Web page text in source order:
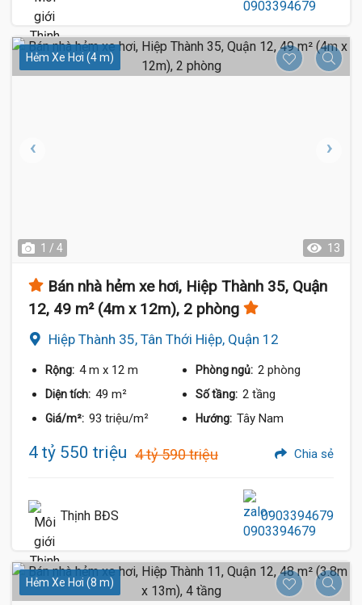
Hẻm Xe Hơi (4 m)
1 / 4 13
Bán nhà hẻm xe hơi, Hiệp Thành 35, Quận
12, 49 m² (4m x 12m), 2 phòng
Hiệp Thành 35, Tân Thới Hiệp, Quận 12
Rộng: 4 m x 12 m Phòng ngủ: 2 phòng
Diện tích: 49 m² Số tầng: 2 tầng
Giá/m²: 93 triệu/m² Hướng: Tây Nam
4 tỷ 550 triệu 4 tỷ 590 triệu Chia sẻ
Thịnh BĐS 0903394679
Hẻm Xe Hơi (8 m)